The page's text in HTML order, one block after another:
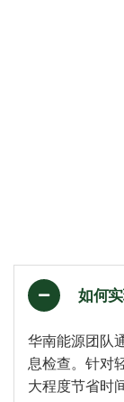
如何
华南能源团队
息检查。针对
大程度节省时间